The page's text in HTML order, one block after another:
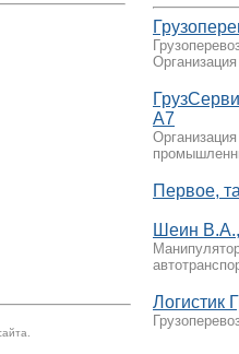
А7
Первое,
Шеин
Логистик